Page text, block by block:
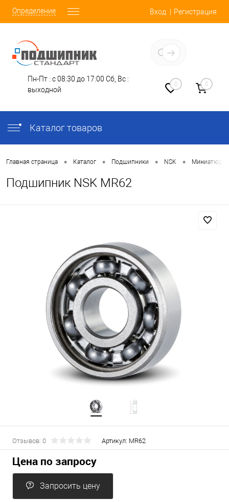
Определение Вход Регистрация
Пн-Пт : с 08:30 до 17:00 Сб, Вс :
выходной
0 0
Каталог товаров
Главная страница • Каталог • Подшипники • NSK •
Подшипник NSK MR62
Отзывов: 0 Артикул: MR62
Цена по запросу
Запросить цену